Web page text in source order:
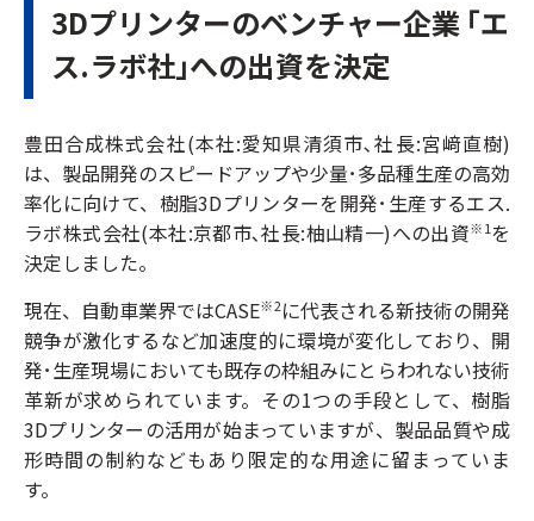
3Dプリンターのベンチャー企業 ｢エ
ス.ラボ社｣への出資を決定
豊田合成株式会社(本社:愛知県清須市､社長:宮﨑直樹)
は、製品開発のスピードアップや少量･多品種生産の高効
率化に向けて、樹脂3Dプリンターを開発･生産するエス.
ラボ株式会社(本社:京都市､社長:柚山精一)への出資※1を
決定しました。
現在、自動車業界ではCASE※2に代表される新技術の開発
競争が激化するなど加速度的に環境が変化しており、開
発･生産現場においても既存の枠組みにとらわれない技術
革新が求められています。その1つの手段として、樹脂
3Dプリンターの活用が始まっていますが、製品品質や成
形時間の制約などもあり限定的な用途に留まっていま
す。